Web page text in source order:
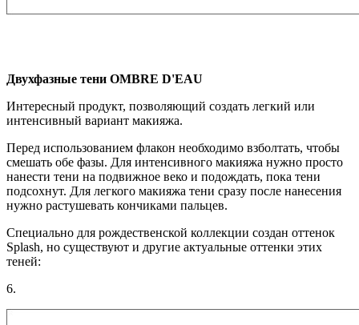
Двухфазные тени OMBRE D'EAU
Интересный продукт, позволяющий создать легкий или
интенсивный вариант макияжа.
Перед использованием флакон необходимо взболтать, чтобы
смешать обе фазы. Для интенсивного макияжа нужно просто
нанести тени на подвижное веко и подождать, пока тени
подсохнут. Для легкого макияжа тени сразу после нанесения
нужно растушевать кончиками пальцев.
Специально для рождественской коллекции создан оттенок
Splash, но существуют и другие актуальные оттенки этих
теней:
6.